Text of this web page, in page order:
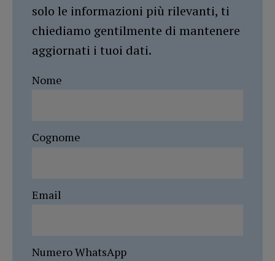
solo le informazioni più rilevanti, ti
chiediamo gentilmente di mantenere
aggiornati i tuoi dati.
Nome
Cognome
Email
Numero WhatsApp